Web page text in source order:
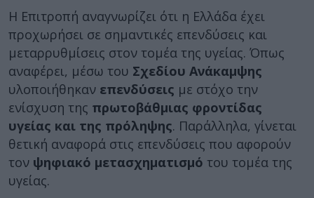
Η Επιτροπή αναγνωρίζει ότι η Ελλάδα έχει
προχωρήσει σε σημαντικές επενδύσεις και
μεταρρυθμίσεις στον τομέα της υγείας. Όπως
αναφέρει, μέσω του Σχεδίου Ανάκαμψης
υλοποιήθηκαν επενδύσεις με στόχο την
ενίσχυση της πρωτοβάθμιας φροντίδας
υγείας και της πρόληψης. Παράλληλα, γίνεται
θετική αναφορά στις επενδύσεις που αφορούν
τον ψηφιακό μετασχηματισμό του τομέα της
υγείας.